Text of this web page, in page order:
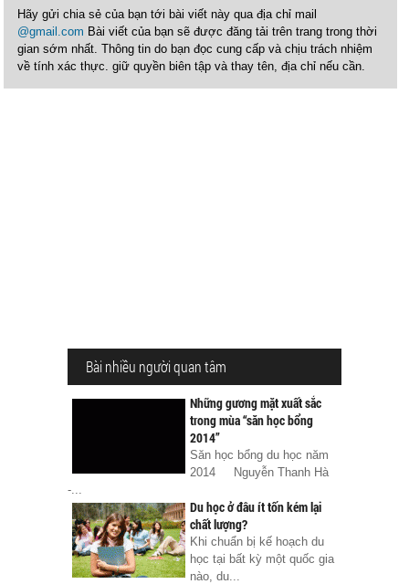
Hãy gửi chia sẻ của bạn tới bài viết này qua địa chỉ mail
@gmail.com Bài viết của bạn sẽ được đăng tải trên trang trong thời
gian sớm nhất. Thông tin do bạn đọc cung cấp và chịu trách nhiệm
về tính xác thực. giữ quyền biên tập và thay tên, địa chỉ nếu cần.
Bài nhiều người quan tâm
Những gương mặt xuất sắc
trong mùa “săn học bổng
2014”
Săn học bổng du học năm
2014 Nguyễn Thanh Hà
-...
Du học ở đâu ít tốn kém lại
chất lượng?
Khi chuẩn bị kế hoạch du
học tại bất kỳ một quốc gia
nào, du...